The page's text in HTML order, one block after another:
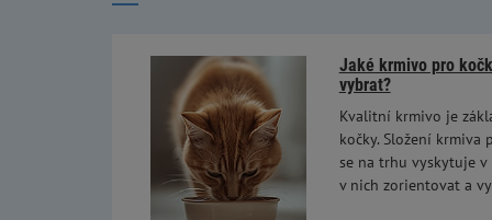
Jaké krmivo pro
vybrat?
Kvalitní krmivo je
kočky. Složení krmiva
se na trhu vyskytuje v
v nich zorientovat a